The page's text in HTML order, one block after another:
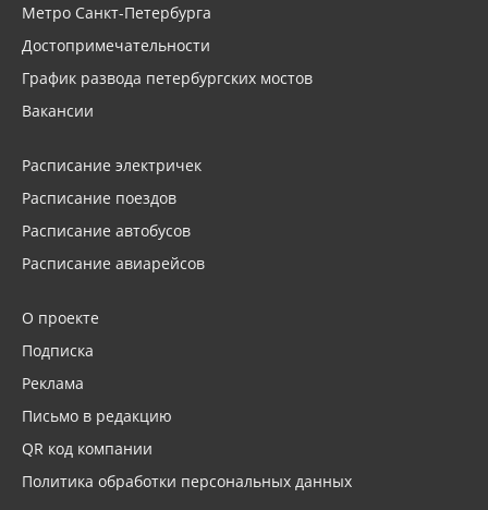
Метро Санкт-Петербурга
Достопримечательности
График развода петербургских мостов
Вакансии
Расписание электричек
Расписание поездов
Расписание автобусов
Расписание авиарейсов
О проекте
Подписка
Реклама
Письмо в редакцию
QR код компании
Политика обработки персональных данных